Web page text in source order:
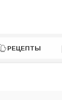
РЕЦЕПТЫ